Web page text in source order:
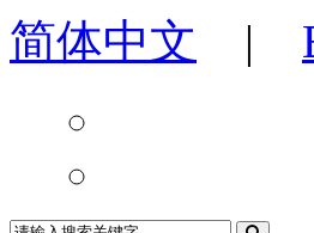
简体中文 |